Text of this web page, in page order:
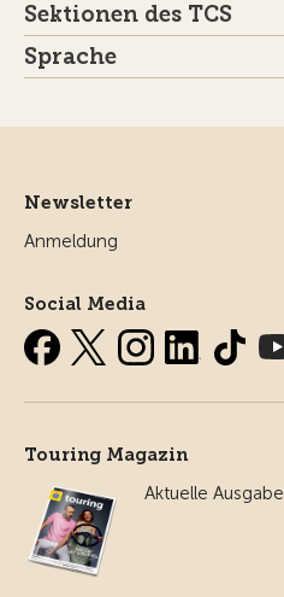
Sektionen des TCS
Sprache
Newsletter
Anmeldung
Social Media
Touring Magazin
Aktuelle Ausgabe